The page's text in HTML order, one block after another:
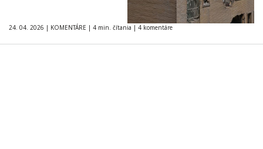
24. 04. 2026 | KOMENTÁRE | 4 min. čítania | 4 komentáre